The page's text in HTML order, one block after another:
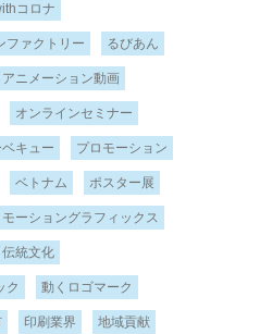
コロナ
ファクトリー るびあん
アニメーション動画
オンラインセミナー
キュー プロモーション
ベトナム ポスター展
モーショングラフィックス
伝統文化
ク 動くロゴマーク
印刷業界 地域貢献